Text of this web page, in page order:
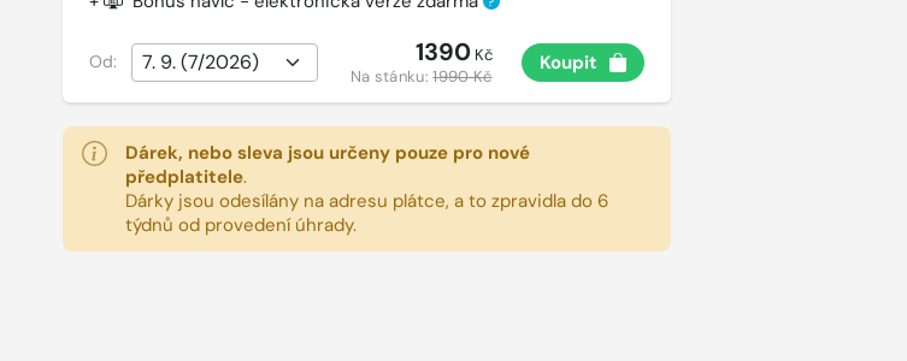
Od: 1390Kč
Na stánku:1990 Kč
Koupit
Dárek, nebo sleva jsou určeny pouze pro nové
předplatitele.
Dárky jsou odesílány na adresu plátce, a to zpravidla do 6
týdnů od provedení úhrady.